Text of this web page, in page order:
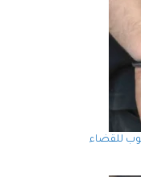
للقضاء